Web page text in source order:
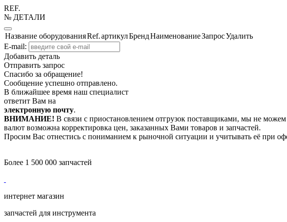
REF.
№ ДЕТАЛИ
Название оборудованияRef.артикулБрендНаименованиеЗапросУдалить
E-mail:
Добавить деталь
Отправить запрос
Спасибо за обращение!
Сообщение успешно отправлено.
В ближайшее время наш специалист
ответит Вам на
электронную почту.
ВНИМАНИЕ! В связи с приостановлением отгрузок поставщиками, мы не можем
валют возможна корректировка цен, заказанных Вами товаров и запчастей.
Просим Вас отнестись с пониманием к рыночной ситуации и учитывать её при
Более 1 500 000 запчастей
интернет магазин
запчастей для инструмента